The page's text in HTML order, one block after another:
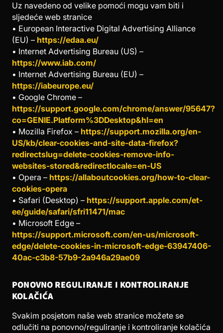
Uz navedeno od velike pomoći mogu vam biti i
sljedeće web stranice
• European Interactive Digital Advertising Alliance
(EU) – https://edaa.eu/
• Internet Advertising Bureau (US) –
https://www.iab.com/
• Internet Advertising Bureau (EU) –
https://iabeurope.eu/
• Google Chrome –
https://support.google.com/chrome/answer/95647?
co=GENIE.Platform%3DDesktop&hl=en
• Mozilla Firefox – https://support.mozilla.org/en-
US/kb/clear-cookies-and-site-data-firefox?
redirectslug=delete-cookies-remove-info-
websites-stored&redirectlocale=en-US
• Opera – https://allaboutcookies.org/how-to-clear-
cookies-opera
• Safari (Desktop) – https://support.apple.com/et-
ee/guide/safari/sfri11471/mac
• Microsoft Edge –
https://support.microsoft.com/en-us/microsoft-
edge/delete-cookies-in-microsoft-edge-63947406-
40ac-c3b8-57b9-2a946a29ae09
PONOVNO REGULIRANJE I KONTROLIRANJE
KOLAČIĆA
Svakim posjetom naše web stranice možete se
odlučiti na ponovno/reguliranje i kontroliranje kolačića